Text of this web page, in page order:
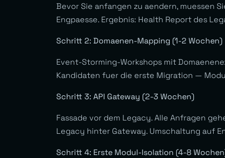
Bevor Sie anfangen zu aendern, muessen
Engpaesse. Ergebnis: Health Report des
Schritt 2: Domaenen-Mapping (1-2 Wochen)
Event-Storming-Workshops mit
Kandidaten fuer die erste Migration —
Schritt 3: API Gateway (2-3 Wochen)
Fassade vor dem Legacy. Alle Anfragen
Legacy hinter Gateway. Umschaltung auf
Schritt 4: Erste Modul-Isolation (4-8